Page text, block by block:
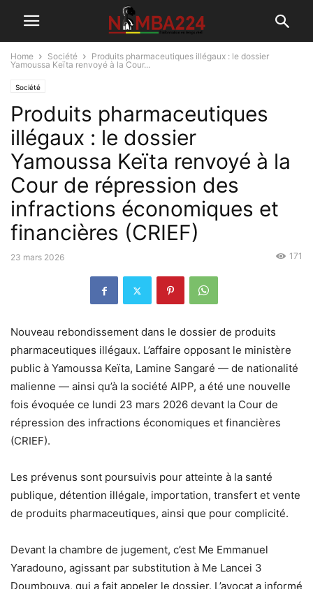
Home Société
Produits pharmaceutiques illégaux : le dossier
Yamoussa Keïta renvoyé à la Cour...
Société
Produits pharmaceutiques
illégaux : le dossier
Yamoussa Keïta renvoyé à la
Cour de répression des
infractions économiques et
financières (CRIEF)
23 mars 2026 171
Nouveau rebondissement dans le dossier de produits
pharmaceutiques illégaux. L’affaire opposant le ministère
public à Yamoussa Keïta, Lamine Sangaré — de nationalité
malienne — ainsi qu’à la société AIPP, a été une nouvelle
fois évoquée ce lundi 23 mars 2026 devant la Cour de
répression des infractions économiques et financières
(CRIEF).
Les prévenus sont poursuivis pour atteinte à la santé
publique, détention illégale, importation, transfert et vente
de produits pharmaceutiques, ainsi que pour complicité.
Devant la chambre de jugement, c’est Me Emmanuel
Yaradouno, agissant par substitution à Me Lancei 3
Doumbouya, qui a fait appeler le dossier. L’avocat a informé